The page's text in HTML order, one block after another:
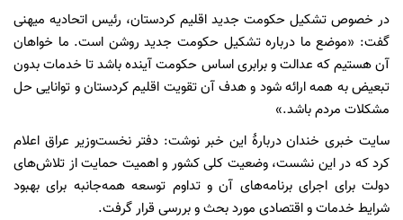
در خصوص تشکیل حکومت جدید اقلیم کردستان، رئیس اتحادیه میهنی
گفت: «موضع ما درباره تشکیل حکومت جدید روشن است. ما خواهان
آن هستیم که عدالت و برابری اساس حکومت آینده باشد تا خدمات بدون
تبعیض به همه ارائه شود و هدف آن تقویت اقلیم کردستان و توانایی حل
مشکلات مردم باشد.»
سایت خبری خندان دربارۀ این خبر نوشت: دفتر نخست‌وزیر عراق اعلام
کرد که در این نشست، وضعیت کلی کشور و اهمیت حمایت از تلاش‌های
دولت برای اجرای برنامه‌های آن و تداوم توسعه همه‌جانبه برای بهبود
شرایط خدمات و اقتصادی مورد بحث و بررسی قرار گرفت.